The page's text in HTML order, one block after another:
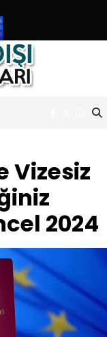
ile Vizesiz
Facebook
Twitter
Vizesiz
2024